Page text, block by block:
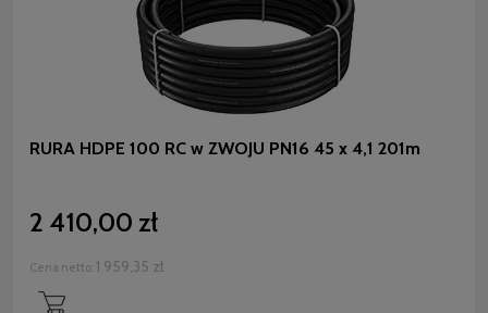
RURA HDPE 100 RC w ZWOJU PN16 45 x 4,1 201m
2 410,00 zł
Cena netto: 1 959,35 zł